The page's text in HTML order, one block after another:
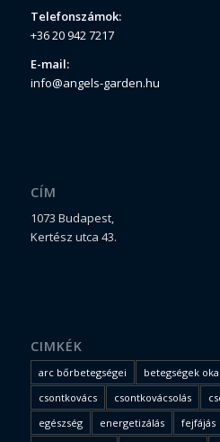
Telefonszámok:
+36 20 942 7217
E-mail:
info@angels-garden.hu
CÍM
1073 Budapest,
Kertész utca 43.
CIMKÉK
arc bőrbetegségei betegségek oka
csontkovács
csontkovácsolás
egészség
energetizálás fejfájás